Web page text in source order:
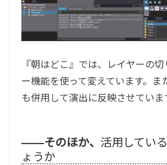
『朝はどこ』では、レイヤーの
ー機能を使って変えています。ま
も併用して演出に反映させていま
――そのほか、 活用してい
ょうか